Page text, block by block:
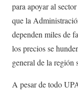
para apoyar al
que la
dependen miles de
los precios se
general de la región
A pesar de todo